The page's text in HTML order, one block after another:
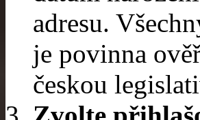
adresu.
je povinna
českou